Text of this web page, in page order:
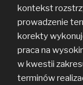
kontekst
prowadzenie
korekty
praca na
w kwestii
terminów